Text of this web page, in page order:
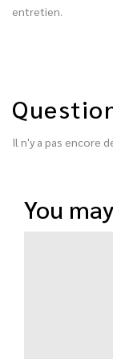
entretien.
Il n'y a pas encore
you